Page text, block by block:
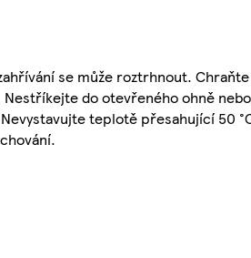
se může roztrhnout.
do otevřeného ohně
teplotě přesahující 50